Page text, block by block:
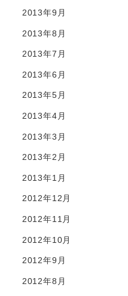
2013年9月
2013年8月
2013年7月
2013年6月
2013年5月
2013年4月
2013年3月
2013年2月
2013年1月
2012年12月
2012年11月
2012年10月
2012年9月
2012年8月